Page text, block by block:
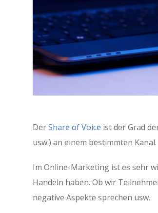
DerShare of Voice ist der Grad
usw.) an einem bestimmten Kanal.
Im Online-Marketing ist es sehr
Handeln haben. Ob wir
negative Aspekte sprechen usw.